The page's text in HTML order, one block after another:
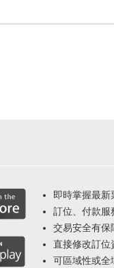
即時掌握最新
訂位、付款服
交易安全有保
直接修改訂位
可區域性或全